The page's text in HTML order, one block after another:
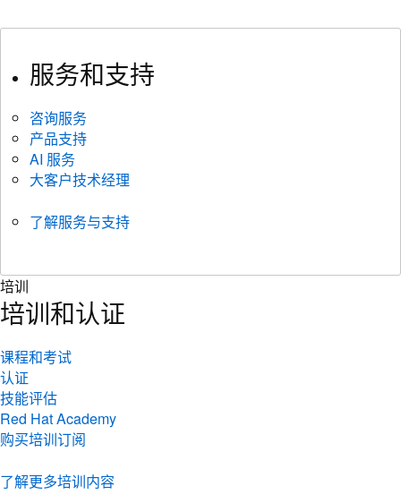
服务和支持
咨询服务
产品支持
AI 服务
大客户技术经理
了解服务与支持
培训
培训和认证
课程和考试
认证
技能评估
Red Hat Academy
购买培训订阅
了解更多培训内容